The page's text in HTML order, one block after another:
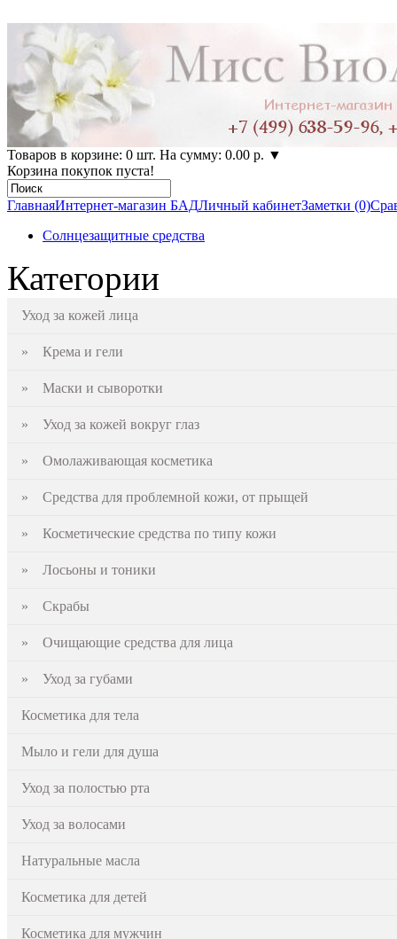
Товаров в корзине: 0 шт. На сумму: 0.00 р. ▼
Корзина покупок пуста!
ГлавнаяИнтернет-магазин БАДЛичный кабинетЗаметки (0)
Солнцезащитные средства
Категории
Уход за кожей лица
» Крема и гели
» Маски и сыворотки
» Уход за кожей вокруг глаз
» Омолаживающая косметика
» Средства для проблемной кожи, от прыщей
» Косметические средства по типу кожи
» Лосьоны и тоники
» Скрабы
» Очищающие средства для лица
» Уход за губами
Косметика для тела
Мыло и гели для душа
Уход за полостью рта
Уход за волосами
Натуральные масла
Косметика для детей
Косметика для мужчин